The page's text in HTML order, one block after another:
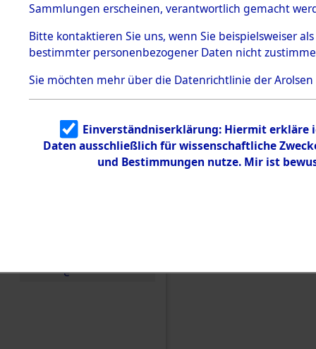
Todesmärsche
5.3.1 Alliierte
Erhebungen
zu
Todesmärsch
en
5.3.2
Identifizierun
g
5.3.3
Todesmärsch
e
0034
Sammlungen erscheinen, verantwortlich gemacht
Bitte kontaktieren Sie uns, wenn Sie beispielsweiser
bestimmter personenbezogener Daten nicht
Sie möchten mehr über die Datenrichtlinie der Arolsen
Einverständniserklärung: Hiermit erkläre
Daten ausschließlich für wissenschaftliche
und Bestimmungen nutze. Mir ist